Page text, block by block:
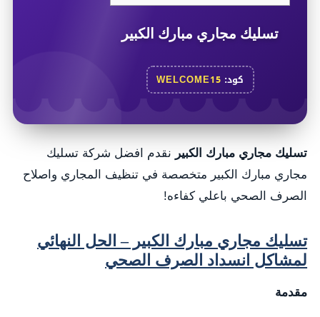
تسليك مجاري مبارك الكبير
كود: WELCOME15
تسليك مجاري مبارك الكبير نقدم افضل شركة تسليك
مجاري مبارك الكبير متخصصة في تنظيف المجاري واصلاح
الصرف الصحي باعلي كفاءه!
تسليك مجاري مبارك الكبير – الحل النهائي
لمشاكل انسداد الصرف الصحي
مقدمة